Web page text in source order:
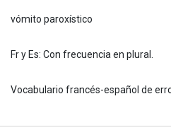
vómito paroxístico
Fr y Es: Con frecuencia en plural.
Vocabulario francés-español de